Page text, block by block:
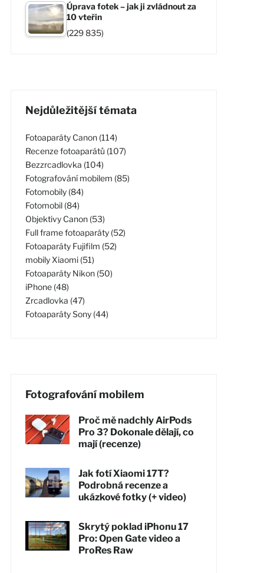
Úprava fotek – jak ji zvládnout za
10 vteřin
(229 835)
Nejdůležitější témata
Fotoaparáty Canon (114)
Recenze fotoaparátů (107)
Bezzrcadlovka (104)
Fotografování mobilem (85)
Fotomobily (84)
Fotomobil (84)
Objektivy Canon (53)
Full frame fotoaparáty (52)
Fotoaparáty Fujifilm (52)
mobily Xiaomi (51)
Fotoaparáty Nikon (50)
iPhone (48)
Zrcadlovka (47)
Fotoaparáty Sony (44)
Fotografování mobilem
Proč mě nadchly AirPods
Pro 3? Dokonale dělají, co
mají (recenze)
Jak fotí Xiaomi 17T?
Podrobná recenze a
ukázkové fotky (+ video)
Skrytý poklad iPhonu 17
Pro: Open Gate video a
ProRes Raw